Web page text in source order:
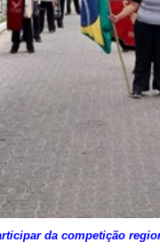
da competição